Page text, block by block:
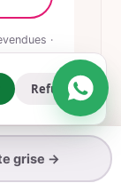
·
grise →
Refuser